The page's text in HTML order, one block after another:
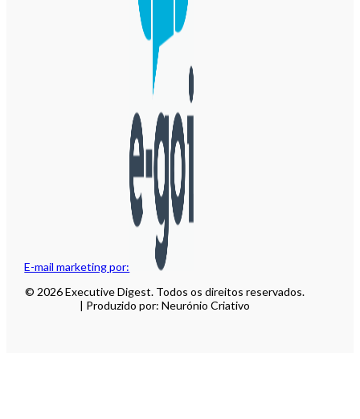
E-mail marketing por:
© 2026 Executive Digest. Todos os direitos reservados.
| Produzido por: Neurónio Criativo